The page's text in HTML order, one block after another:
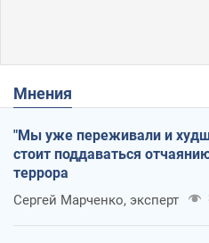
Мнения
"Мы уже переживали и
стоит поддаваться
террора
Сергей Марченко, эксперт